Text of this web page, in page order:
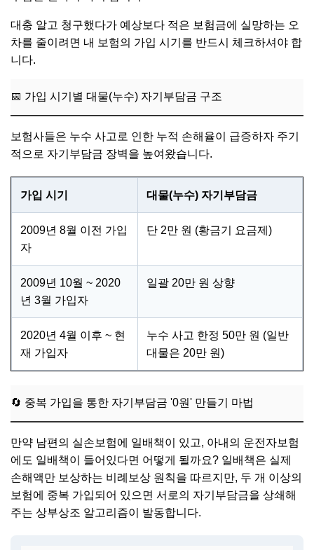
대충 알고 청구했다가 예상보다 적은 보험금에 실망하는 오
차를 줄이려면 내 보험의 가입 시기를 반드시 체크하셔야 합
니다.
📅 가입 시기별 대물(누수) 자기부담금 구조
보험사들은 누수 사고로 인한 누적 손해율이 급증하자 주기
적으로 자기부담금 장벽을 높여왔습니다.
가입 시기 대물(누수) 자기부담금
2009년 8월 이전 가입
자
단 2만 원 (황금기 요금제)
2009년 10월 ~ 2020
년 3월 가입자
일괄 20만 원 상향
2020년 4월 이후 ~ 현
재 가입자
누수 사고 한정 50만 원 (일반
대물은 20만 원)
🔄 중복 가입을 통한 자기부담금 '0원' 만들기 마법
만약 남편의 실손보험에 일배책이 있고, 아내의 운전자보험
에도 일배책이 들어있다면 어떻게 될까요? 일배책은 실제
손해액만 보상하는 비례보상 원칙을 따르지만, 두 개 이상의
보험에 중복 가입되어 있으면 서로의 자기부담금을 상쇄해
주는 상부상조 알고리즘이 발동합니다.